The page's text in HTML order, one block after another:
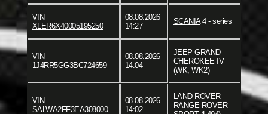
VIN
XLER6X40005195250
08.08.2026
14:27
SCANIA4 - series
VIN
1J4RR5GG3BC724659
08.08.2026
14:04
JEEP GRAND
CHEROKEE IV
(WK, WK2)
VIN
SALWA2FF3EA308000
08.08.2026
14:02
LAND ROVER
RANGE ROVER